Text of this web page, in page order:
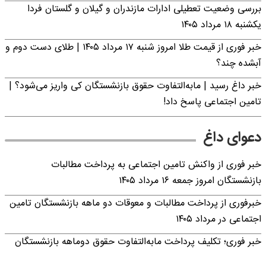
بررسی وضعیت تعطیلی ادارات مازندران و گیلان و گلستان فردا
یکشنبه ۱۸ مرداد ۱۴۰۵
خبر فوری از قیمت طلا امروز شنبه ۱۷ مرداد ۱۴۰۵ | طلای دست دوم و
آبشده چند؟
خبر داغ رسید | مابه‌التفاوت حقوق بازنشستگان کی واریز می‌شود؟ |
تامین اجتماعی پاسخ داد!
دعوای داغ
خبر فوری از واکنش تامین اجتماعی به پرداخت مطالبات
بازنشستگان امروز جمعه ۱۶ مرداد ۱۴۰۵
خبرفوری از پرداخت مطالبات و معوقات دو ماهه بازنشستگان تامین
اجتماعی در مرداد ۱۴۰۵
خبر فوری؛ تکلیف پرداخت مابه‌التفاوت حقوق دوماهه بازنشستگان